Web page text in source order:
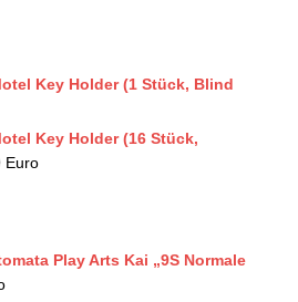
Key Holder (1 Stück, Blind
Key Holder (16 Stück,
Euro
Play Arts Kai „9S Normale